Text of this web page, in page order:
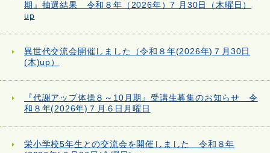
期』抽選結果 令和８年（2026年）7 月30日（木曜日）
up
異世代交流会開催しました（令和８年(2026年)７月30日
(木)up）
『代謝アップ体操８～10月期』受講生募集のお知らせ 令
和８年(2026年)７月６日月曜日
栄小学校5年生との交流会を開催しました 令和８年